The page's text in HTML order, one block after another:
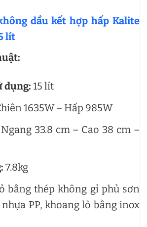
dầu kết hợp hấp Kalite
lít
dụng: 15 lít
1635W – Hấp 985W
Ngang 33.8 cm – Cao 38 cm –
7.8kg
bằng thép không gỉ phủ sơn
PP, khoang lò bằng inox